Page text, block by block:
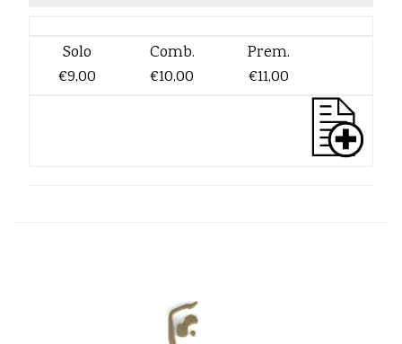
Solo
€9,00
Comb.
€10,00
Prem.
€11,00